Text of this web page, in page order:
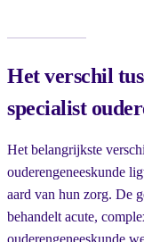
Het verschil
specialist
Het belangrijkste
ouderengeneeskunde
aard van hun zorg. De
behandelt acute,